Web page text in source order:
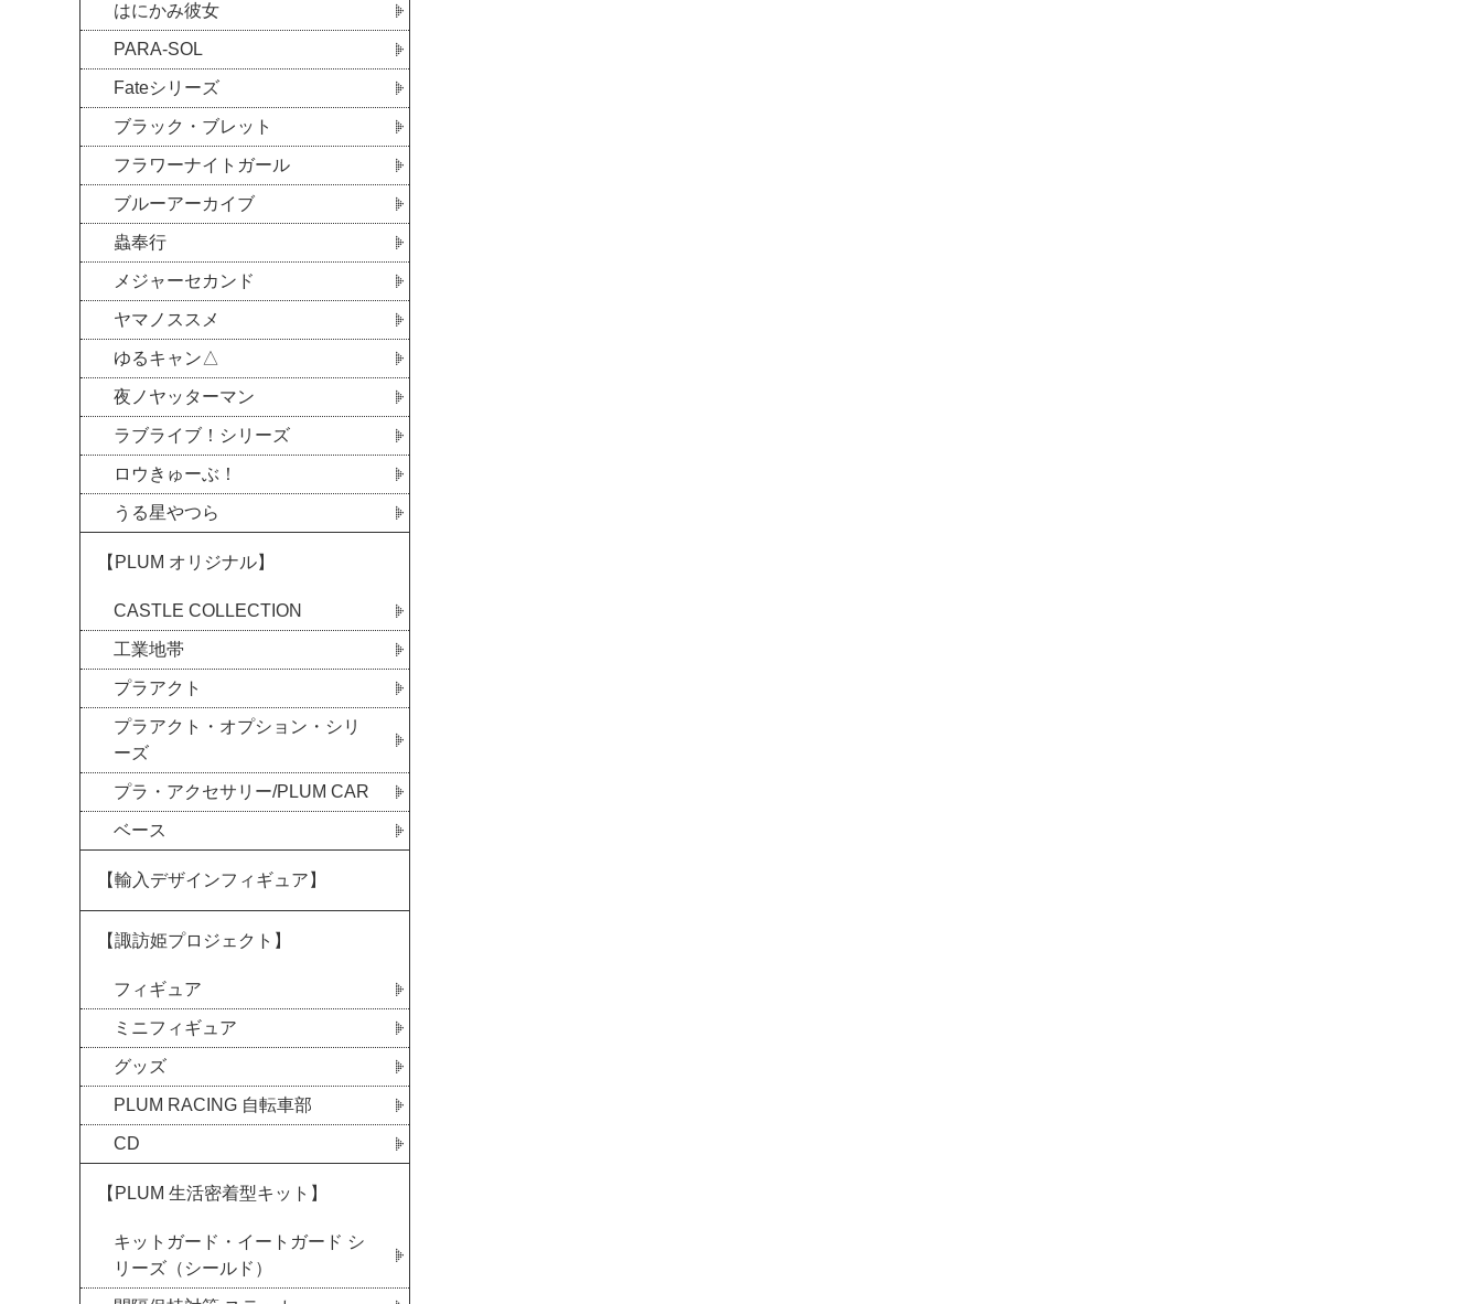
はにかみ彼女
PARA-SOL
Fateシリーズ
ブラック・ブレット
フラワーナイトガール
ブルーアーカイブ
蟲奉行
メジャーセカンド
ヤマノススメ
ゆるキャン△
夜ノヤッターマン
ラブライブ！シリーズ
ロウきゅーぶ！
うる星やつら
【PLUM オリジナル】
CASTLE COLLECTION
工業地帯
プラアクト
プラアクト・オプション・シリ
ーズ
プラ・アクセサリー/PLUM CAR
ベース
【輸入デザインフィギュア】
【諏訪姫プロジェクト】
フィギュア
ミニフィギュア
グッズ
PLUM RACING 自転車部
CD
【PLUM 生活密着型キット】
キットガード・イートガード シ
リーズ（シールド）